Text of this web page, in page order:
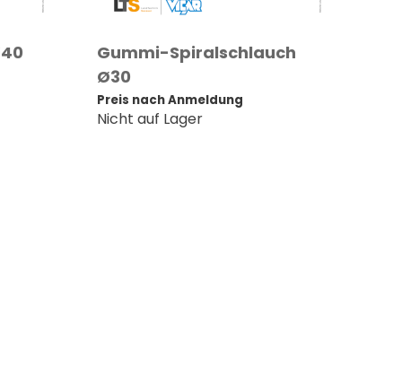
Gummi-Spiralschlauch
Ø30
Preis nach Anmeldung
Nicht auf Lager